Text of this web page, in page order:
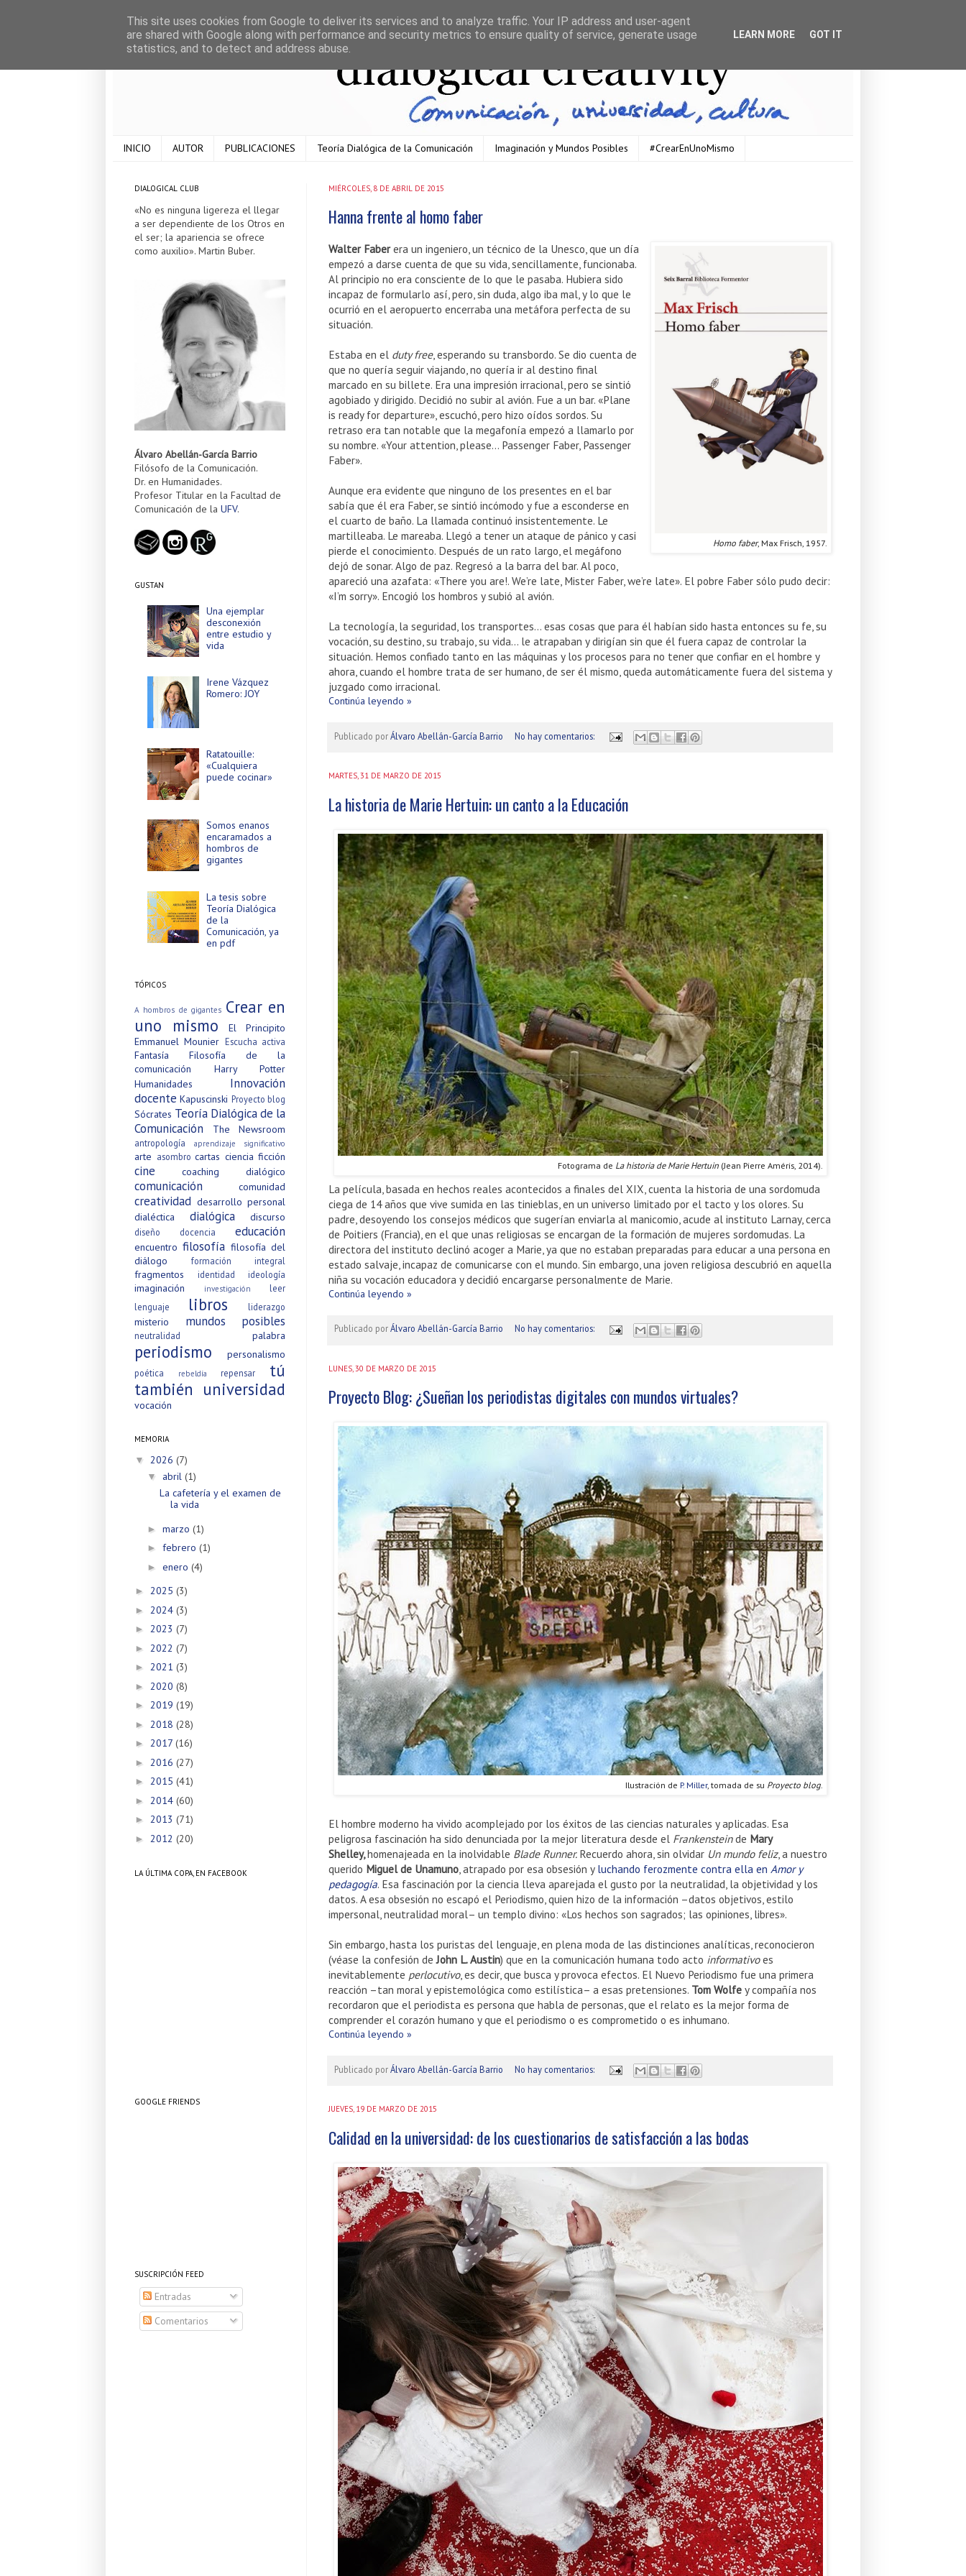
INICIO AUTOR PUBLICACIONES Teoría Dialógica de la Comunicación Imaginación y Mundos Posibles #CrearEnUnoMismo
MIÉRCOLES, 8 DE ABRIL DE 2015
Hanna frente al homo faber
Homo faber, Max Frisch, 1957.
Walter Faberera un ingeniero, un técnico de la Unesco, que un día
empezó a darse cuenta de que su vida, sencillamente, funcionaba.
Al principio no era consciente de lo que le pasaba. Hubiera sido
incapaz de formularlo así, pero, sin duda, algo iba mal, y lo que le
ocurrió en el aeropuerto encerraba una metáfora perfecta de su
situación.
Estaba en el duty free, esperando su transbordo. Se dio cuenta de
que no quería seguir viajando, no quería ir al destino final
marcado en su billete. Era una impresión irracional, pero se sintió
agobiado y dirigido. Decidió no subir al avión. Fue a un bar. «Plane
is ready for departure», escuchó, pero hizo oídos sordos. Su
retraso era tan notable que la megafonía empezó a llamarlo por
su nombre. «Your attention, please… Passenger Faber, Passenger
Faber».
Aunque era evidente que ninguno de los presentes en el bar
sabía que él era Faber, se sintió incómodo y fue a esconderse en
el cuarto de baño. La llamada continuó insistentemente. Le
martilleaba. Le mareaba. Llegó a tener un ataque de pánico y casi
pierde el conocimiento. Después de un rato largo, el megáfono
dejó de sonar. Algo de paz. Regresó a la barra del bar. Al poco,
apareció una azafata: «There you are!. We’re late, Mister Faber, we’re late». El pobre Faber sólo pudo decir:
«I’m sorry». Encogió los hombros y subió al avión.
La tecnología, la seguridad, los transportes… esas cosas que para él habían sido hasta entonces su fe, su
vocación, su destino, su trabajo, su vida… le atrapaban y dirigían sin que él fuera capaz de controlar la
situación. Hemos confiado tanto en las máquinas y los procesos para no tener que confiar en el hombre y
ahora, cuando el hombre trata de ser humano, de ser él mismo, queda automáticamente fuera del sistema y
juzgado como irracional.
Continúa leyendo »
Publicado porÁlvaro Abellán-García Barrio No hay comentarios:
MARTES, 31 DE MARZO DE 2015
La historia de Marie Hertuin: un canto a la Educación
Fotograma de La historia de Marie Hertuin(Jean Pierre Améris, 2014).
La película, basada en hechos reales acontecidos a finales del XIX, cuenta la historia de una sordomuda
ciega de 14 años que vive sumida en las tinieblas, en un universo limitado por el tacto y los olores. Su
padre, desoyendo los consejos médicos que sugerían enviarla al manicomio, acude al instituto Larnay, cerca
de Poitiers (Francia), en el que unas religiosas se encargan de la formación de mujeres sordomudas. La
directora del instituto declinó acoger a Marie, ya que no estaban preparadas para educar a una persona en
estado salvaje, incapaz de comunicarse con el mundo. Sin embargo, una joven religiosa descubrió en aquella
niña su vocación educadora y decidió encargarse personalmente de Marie.
Continúa leyendo »
Publicado porÁlvaro Abellán-García Barrio No hay comentarios:
LUNES, 30 DE MARZO DE 2015
Proyecto Blog: ¿Sueñan los periodistas digitales con mundos virtuales?
Ilustración de P. Miller, tomada de su Proyecto blog.
El hombre moderno ha vivido acomplejado por los éxitos de las ciencias naturales y aplicadas. Esa
peligrosa fascinación ha sido denunciada por la mejor literatura desde el Frankensteinde Mary
Shelley,homenajeada en la inolvidable Blade Runner. Recuerdo ahora, sin olvidar Un mundo feliz, a nuestro
querido Miguel de Unamuno , atrapado por esa obsesión y luchando ferozmente contra ella en Amor y
pedagogía. Esa fascinación por la ciencia lleva aparejada el gusto por la neutralidad, la objetividad y los
datos. A esa obsesión no escapó el Periodismo, quien hizo de la información –datos objetivos, estilo
impersonal, neutralidad moral– un templo divino: «Los hechos son sagrados; las opiniones, libres».
Sin embargo, hasta los puristas del lenguaje, en plena moda de las distinciones analíticas, reconocieron
(véase la confesión deJohn L. Austin) que en la comunicación humana todo acto informativoes
inevitablemente perlocutivo, es decir, que busca y provoca efectos. El Nuevo Periodismo fue una primera
reacción –tan moral y epistemológica como estilística– a esas pretensiones. Tom Wolfe y compañía nos
recordaron que el periodista es persona que habla de personas, que el relato es la mejor forma de
comprender el corazón humano y que el periodismo o es comprometido o es inhumano.
Continúa leyendo »
Publicado porÁlvaro Abellán-García Barrio No hay comentarios:
JUEVES, 19 DE MARZO DE 2015
Calidad en la universidad: de los cuestionarios de satisfacción a las bodas
DIALOGICAL CLUB
«No es ninguna ligereza el llegar
a ser dependiente de los Otros en
el ser; la apariencia se ofrece
como auxilio». Martin Buber.
Álvaro Abellán-García Barrio
Filósofo de la Comunicación.
Dr. en Humanidades.
Profesor Titular en la Facultad de
Comunicación de la UFV.
GUSTAN
Una ejemplar
desconexión
entre estudio y
vida
Irene Vázquez
Romero: JOY
Ratatouille:
«Cualquiera
puede cocinar»
Somos enanos
encaramados a
hombros de
gigantes
La tesis sobre
Teoría Dialógica
de la
Comunicación, ya
en pdf
TÓPICOS
A hombros de gigantes Crear en
uno mismo
El Principito
Emmanuel Mounier Escucha activa
Fantasía
Filosofía de la
comunicación
Harry Potter
Humanidades
Innovación
docente Kapuscinski Proyecto blog
Sócrates Teoría Dialógica de la
Comunicación
The Newsroom
antropología aprendizaje significativo
arte asombro cartas ciencia ficción
cine coaching dialógico
comunicación comunidad
creatividad desarrollo personal
dialéctica
dialógica discurso
diseño docencia educación
encuentro filosofía filosofía del
diálogo
formación integral
fragmentos identidad ideología
imaginación investigación
leer
lenguaje
libros liderazgo
misterio mundos posibles
neutralidad palabra
periodismo personalismo
poética rebeldía repensar
tú
también universidad
vocación
MEMORIA
▼ 2026 (7)
▼ abril (1)
La cafetería y el examen de
la vida
► marzo (1)
► febrero (1)
► enero (4)
► 2025 (3)
► 2024 (3)
► 2023 (7)
► 2022 (7)
► 2021 (3)
► 2020 (8)
► 2019 (19)
► 2018 (28)
► 2017 (16)
► 2016 (27)
► 2015 (41)
► 2014 (60)
► 2013 (71)
► 2012 (20)
LA ÚLTIMA COPA, EN FACEBOOK
GOOGLE FRIENDS
SUSCRIPCIÓN FEED
Entradas
Comentarios
This site uses cookies from Google to deliver its services and to analyze traffic. Your IP address and user-agent
are shared with Google along with performance and security metrics to ensure quality of service, generate usage
statistics, and to detect and address abuse.
LEARN MORE GOT IT